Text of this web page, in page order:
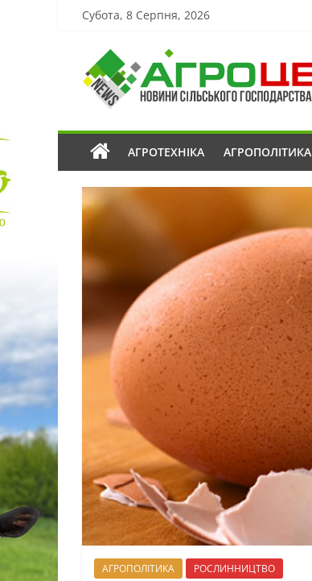
Субота, 8 Серпня, 2026
АГРОТЕХНІКА АГРОПОЛІТИКА
АГРОПОЛІТИКА РОСЛИННИЦТВО